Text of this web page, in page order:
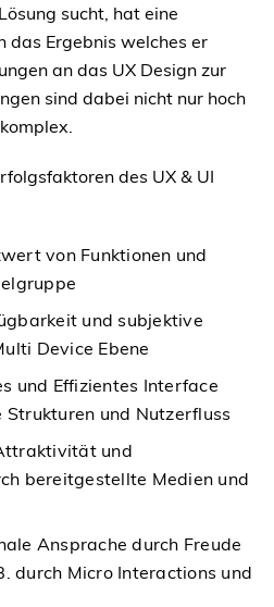
sucht, hat eine
Ergebnis welches er
an das UX Design zur
sind dabei nicht nur hoch
des UX & UI
von Funktionen und
und subjektive
Device Ebene
und Effizientes Interface
Strukturen und Nutzerfluss
und
bereitgestellte Medien und
Ansprache durch Freude
durch Micro Interactions und